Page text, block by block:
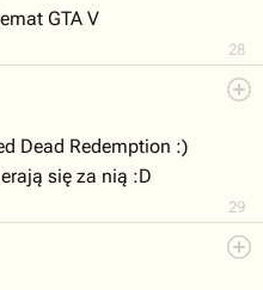
28
GTA V
29
Dead Redemption :)
się za nią :D